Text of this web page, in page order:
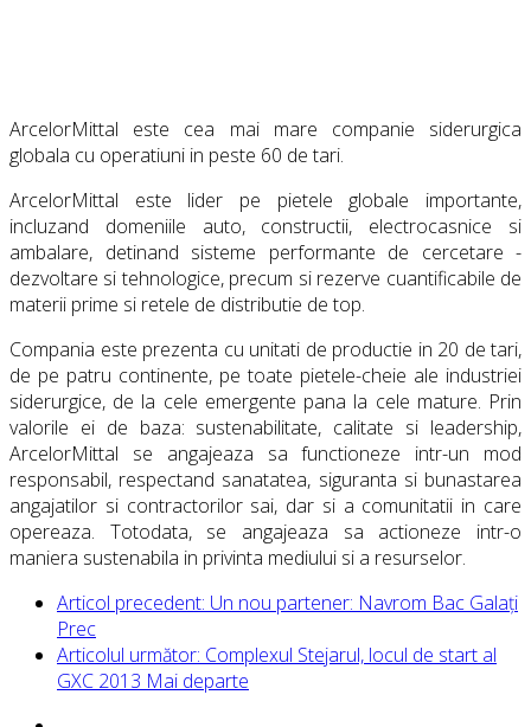
ArcelorMittal este cea mai mare companie siderurgica
globala cu operatiuni in peste 60 de tari.
ArcelorMittal este lider pe pietele globale importante,
incluzand domeniile auto, constructii, electrocasnice si
ambalare, detinand sisteme performante de cercetare -
dezvoltare si tehnologice, precum si rezerve cuantificabile de
materii prime si retele de distributie de top.
Compania este prezenta cu unitati de productie in 20 de tari,
de pe patru continente, pe toate pietele-cheie ale industriei
siderurgice, de la cele emergente pana la cele mature. Prin
valorile ei de baza: sustenabilitate, calitate si leadership,
ArcelorMittal se angajeaza sa functioneze intr-un mod
responsabil, respectand sanatatea, siguranta si bunastarea
angajatilor si contractorilor sai, dar si a comunitatii in care
opereaza. Totodata, se angajeaza sa actioneze intr-o
maniera sustenabila in privinta mediului si a resurselor.
Articol precedent: Un nou partener: Navrom Bac Galați
Prec
Articolul următor: Complexul Stejarul, locul de start al
GXC 2013 Mai departe